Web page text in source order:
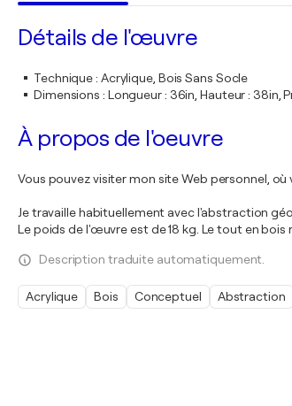
Détails de l'œuvre
Technique: Acrylique, Bois Sans Socle
Dimensions : Longueur : 36in, Hauteur : 38in,
À propos de l'oeuvre
Vous pouvez visiter mon site Web personnel,
Je travaille habituellement avec l'abstraction
Le poids de l'œuvre est de 18 kg. Le tout en
Description traduite automatiquement.
Acrylique Bois Conceptuel Abstraction